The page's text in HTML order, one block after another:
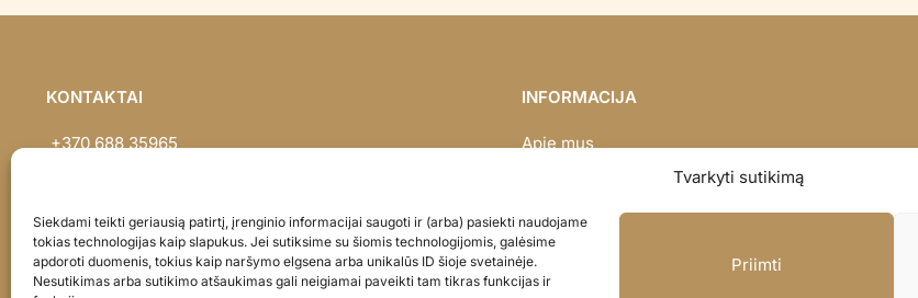
Tvarkyti sutikimą
Siekdami teikti geriausią patirtį, įrenginio informacijai saugoti ir (arba) pasiekti naudojame
tokias technologijas kaip slapukus. Jei sutiksime su šiomis technologijomis, galėsime
apdoroti duomenis, tokius kaip naršymo elgsena arba unikalūs ID šioje svetainėje.
Nesutikimas arba sutikimo atšaukimas gali neigiamai paveikti tam tikras funkcijas ir
Priimti
KONTAKTAI
+370 688 35965
INFORMACIJA
Apie mus
Privatumo politika
Parduotuvės politika